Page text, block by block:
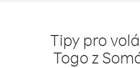
Tipy pro
Togo z